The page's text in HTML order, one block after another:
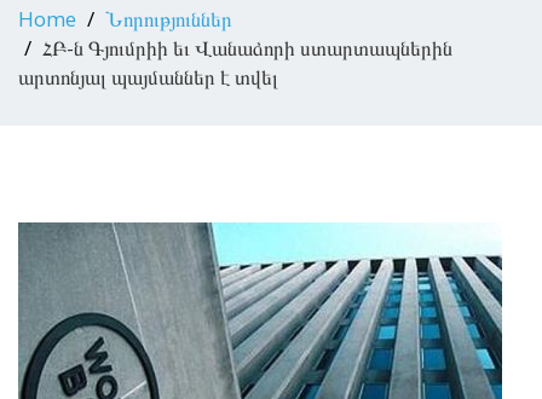
Home
Նորություններ
ՀԲ-ն Գյումրիի եւ Վանաձորի ստարտապներին
արտոնյալ պայմաններ է տվել